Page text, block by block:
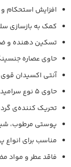
افزایش استحکام
کمک به بازسازی
تسکین دهنده و
حاوی عصاره
آنتی اکسیدان قوی
حاوی 5 نوع سرامید برای ترمیم و تقویت سد دفاعی و رطوبتی پوست
تحریک کننده‌ی
پوستی مرطوب،
مناسب برای
فاقد عطر و مواد